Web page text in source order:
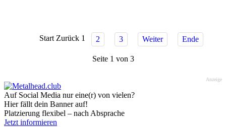
Start Zurück 1 2 3 Weiter Ende
Seite 1 von 3
Anzeige
Auf Social Media nur eine(r) von vielen?
Hier fällt dein Banner auf!
Platzierung flexibel – nach Absprache
Jetzt informieren